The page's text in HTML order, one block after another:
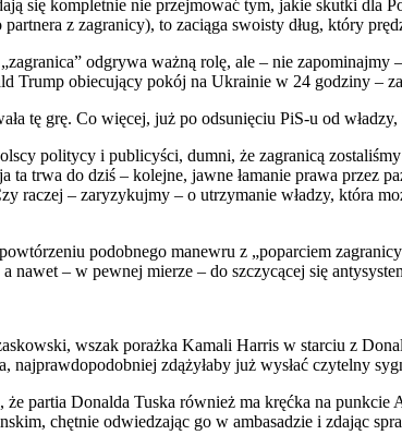
się kompletnie nie przejmować tym, jakie skutki dla
z zagranicy), to zaciąga swoisty dług, który
odgrywa ważną rolę, ale – nie
Trump obiecujący pokój na Ukrainie w 24 godziny –
tę grę. Co więcej, już po odsunięciu PiS-u od
politycy i publicyści, dumni, że zagranicą
ta trwa do dziś – kolejne, jawne łamanie prawa
raczej – zaryzykujmy – o utrzymanie władzy, która
podobnego manewru z „poparciem
nawet – w pewnej mierze – do szczycącej się
wszak porażka Kamali Harris w starciu z
najprawdopodobniej zdążyłaby już wysłać czytelny
że partia Donalda Tuska również ma kręćka na
chętnie odwiedzając go w ambasadzie i zdając